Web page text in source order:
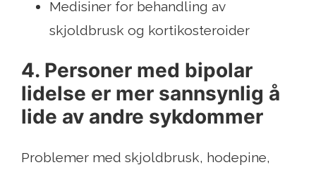
Medisiner for behandling av
skjoldbrusk og kortikosteroider
4. Personer med bipolar
lidelse er mer sannsynlig å
lide av andre sykdommer
Problemer med skjoldbrusk, hodepine,